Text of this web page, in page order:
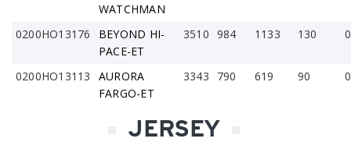
WATCHMAN
0200HO13176
BEYOND HI-
PACE-ET
3510 984 1133 130
0200HO13113
AURORA
FARGO-ET
3343 790 619 90
JERSEY